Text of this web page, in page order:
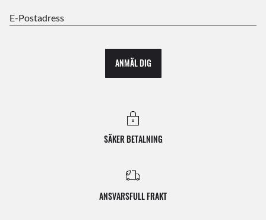
E-Postadress
ANMÄL DIG
SÄKER BETALNING
ANSVARSFULL FRAKT